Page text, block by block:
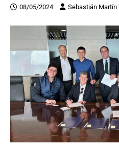
08/05/2024 Sebastián Martín